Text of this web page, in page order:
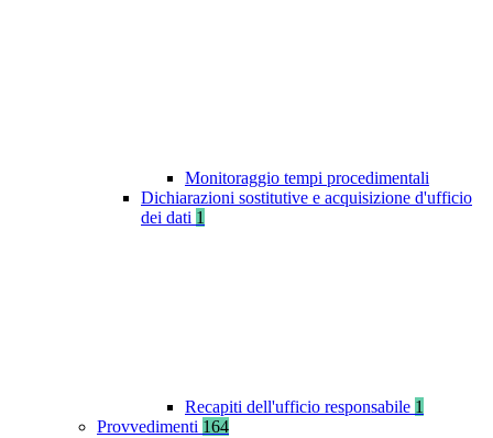
Monitoraggio tempi procedimentali
Dichiarazioni sostitutive e acquisizione d'ufficio
dei dati 1
Recapiti dell'ufficio responsabile 1
Provvedimenti 164